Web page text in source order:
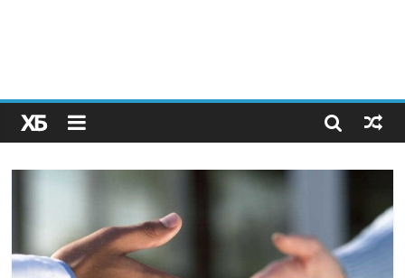
Как простая наклейка заставляет миллионы людей
не забывать о самом важном креме этим летом